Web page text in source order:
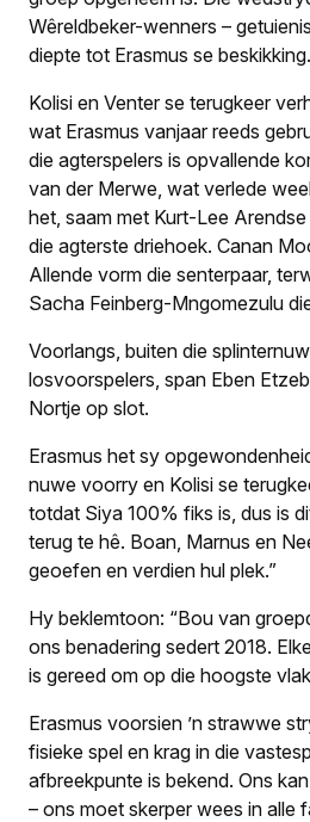
Wêreldbeker-wenners –
diepte tot Erasmus se beskikking.
Kolisi en Venter se terugkeer
wat Erasmus vanjaar reeds
die agterspelers is opvallende
van der Merwe, wat verlede
het, saam met Kurt-Lee
die agterste driehoek. Canan
Allende vorm die senterpaar,
Sacha Feinberg-Mngomezulu
Voorlangs, buiten die
losvoorspelers, span Eben
Nortje op slot.
Erasmus het sy
nuwe voorry en Kolisi se
totdat Siya 100% fiks is, dus is
terug te hê. Boan, Marnus en
geoefen en verdien hul plek.”
Hy beklemtoon: “Bou van
ons benadering sedert 2018.
is gereed om op die hoogste
Erasmus voorsien ’n strawwe
fisieke spel en krag in die
afbreekpunte is bekend. Ons
– ons moet skerper wees in alle